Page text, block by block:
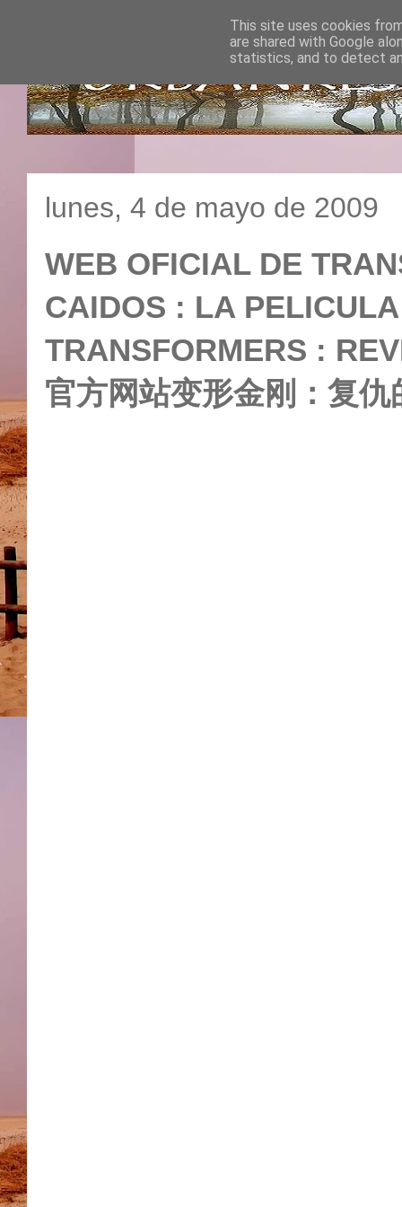
lunes, 4 de mayo de 2009
WEB OFICIAL DE
CAIDOS : LA
TRANSFORMERS :
官方网站变形金刚：复仇
This site uses cookies
are shared with Google
statistics, and to detect